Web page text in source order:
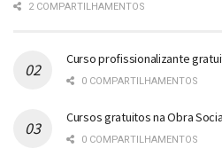
2 COMPARTILHAMENTOS
Curso profissionalizante
0 COMPARTILHAMENTOS
Cursos gratuitos na Obra
0 COMPARTILHAMENTOS